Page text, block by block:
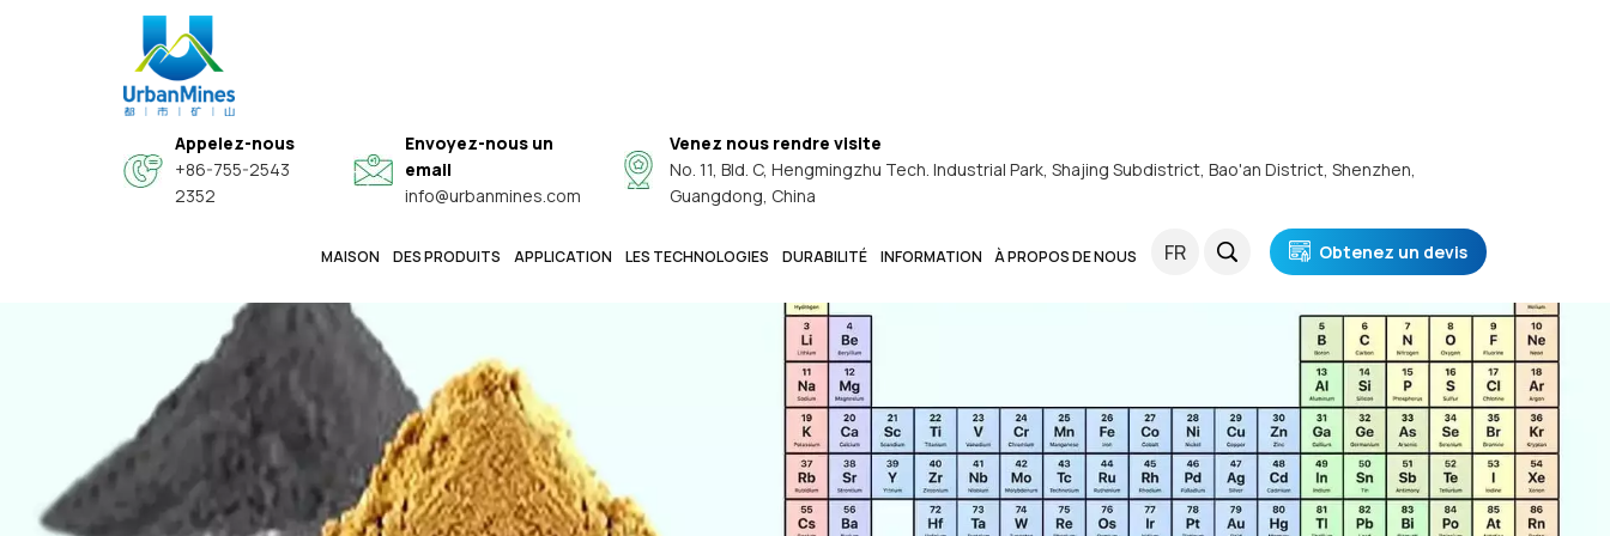
Appelez-nous
+86-755-2543
2352
Envoyez-nous un
email
info@urbanmines.com
Venez nous rendre visite
No. 11, Bld. C, Hengmingzhu Tech. Industrial Park, Shajing Subdistrict, Bao'an District, Shenzhen,
Guangdong, China
MAISON DES PRODUITS APPLICATION LES TECHNOLOGIES DURABILITÉ INFORMATION À PROPOS DE NOUS FR Obtenez un devis